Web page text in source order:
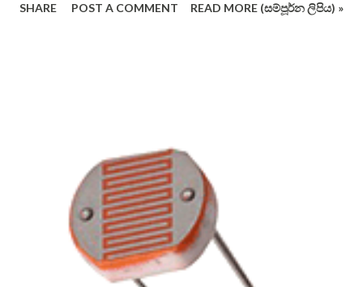
the consonants of Sinhala alphabet (not in the conventional
alphabet is phonetic (that is, each letter shall have one
dedicated sound only), therefore it is easier to use than
English alphabet. Consonant letters cannot be sounded on
their own, and you have to use vowels to aid in them to be
pronounced. In English, you just place the vowel just after
the constant. For example: ...
SHARE POST A COMMENT READ MORE (සම්පූර්න ලිපිය) »